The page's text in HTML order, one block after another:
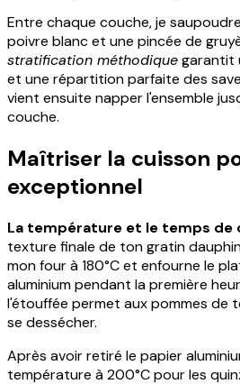
Entre chaque couche, je
poivre blanc et une pincée de
stratification méthodiquegarantit
et une répartition parfaite des
vient ensuite napper l'ensemble
couche.
Maîtriser la cuisson
exceptionnel
La température et le temps de
texture finale de ton gratin
mon four à 180°C et enfourne le
aluminium pendant la première
l'étouffée permet aux pommes de
se dessécher.
Après avoir retiré le papier
température à 200°C pour les